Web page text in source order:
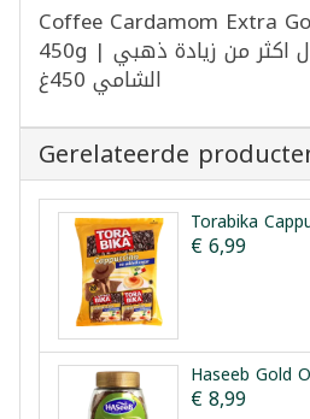
Coffee Cardamom Extra
450g | بن خلطة شامية هال اكثر من زيادة ذهبي
الشامي 450غ
Gerelateerde
€ 6,99
Haseeb Gold
€ 8,99